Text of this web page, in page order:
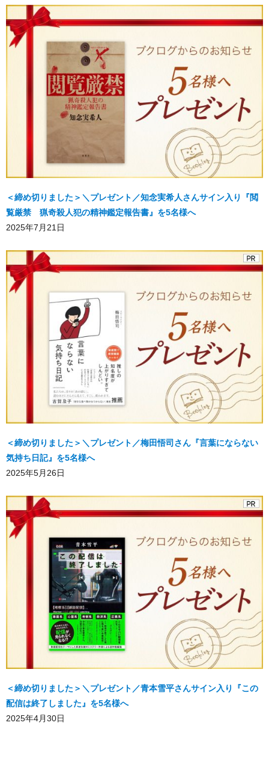
＜締め切りました＞＼プレゼント／知念実希人さんサイン入り『閲
覧厳禁 猟奇殺人犯の精神鑑定報告書』を5名様へ
2025年7月21日
＜締め切りました＞＼プレゼント／梅田悟司さん『言葉にならない
気持ち日記』を5名様へ
2025年5月26日
＜締め切りました＞＼プレゼント／青本雪平さんサイン入り『この
配信は終了しました』を5名様へ
2025年4月30日